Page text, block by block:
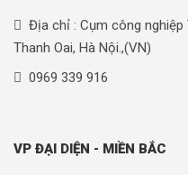
Địa chỉ : Cụm công nghiệp
Thanh Oai, Hà Nội.,(VN)
0969 339 916
VP ĐẠI DIỆN - MIỀN BẮC